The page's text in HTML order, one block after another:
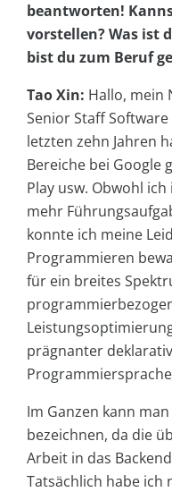
beantworten!
vorstellen? Was ist
bist du zum Beruf
Tao Xin: Hallo, mein
Senior Staff
letzten zehn Jahren
Bereiche bei Google
Play usw. Obwohl
mehr
konnte ich meine
Programmieren
für ein breites
prägnanter
Im Ganzen kann
bezeichnen, da die
Arbeit in das
Tatsächlich habe ich